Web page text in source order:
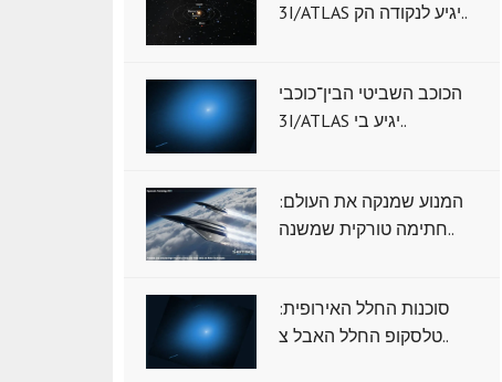
3I/ATLAS יגיע לנקודה הק..
הכוכב השביטי הבין־כוכבי
3I/ATLAS יגיע בי..
המנוע שמנקה את העולם:
חתימה טורקית שמשנה..
סוכנות החלל האירופית:
טלסקופ החלל האבל צ..